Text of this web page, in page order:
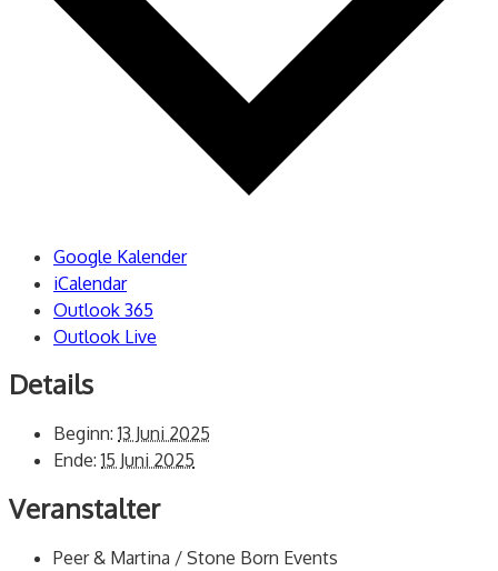
Google Kalender
iCalendar
Outlook 365
Outlook Live
Details
Beginn: 13 Juni 2025
Ende: 15 Juni 2025
Veranstalter
Peer & Martina / Stone Born Events